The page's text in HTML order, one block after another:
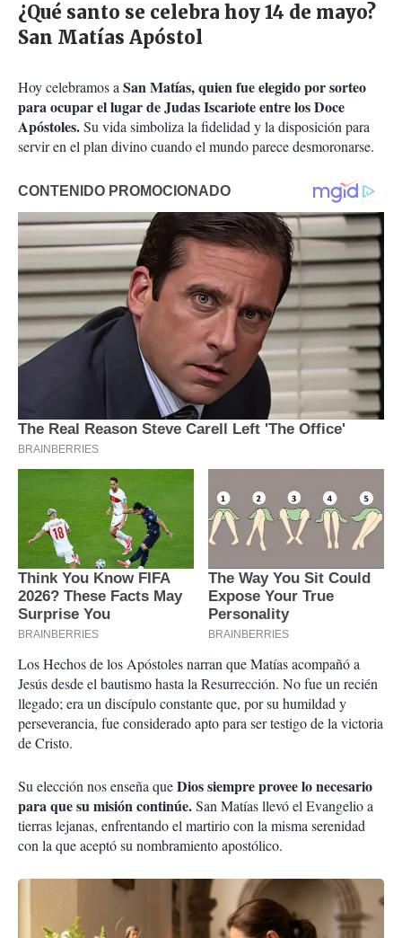
¿Qué santo se celebra hoy 14 de mayo?
San Matías Apóstol
Hoy celebramos aSan Matías, quien fue elegido por sorteo
para ocupar el lugar de Judas Iscariote entre los Doce
Apóstoles.Su vida simboliza la fidelidad y la disposición para
servir en el plan divino cuando el mundo parece desmoronarse.
Los Hechos de los Apóstoles narran que Matías acompañó a
Jesús desde el bautismo hasta la Resurrección. No fue un recién
llegado; era un discípulo constante que, por su humildad y
perseverancia, fue considerado apto para ser testigo de la victoria
de Cristo.
Su elección nos enseña queDios siempre provee lo necesario
para que su misión continúe.San Matías llevó el Evangelio a
tierras lejanas, enfrentando el martirio con la misma serenidad
con la que aceptó su nombramiento apostólico.